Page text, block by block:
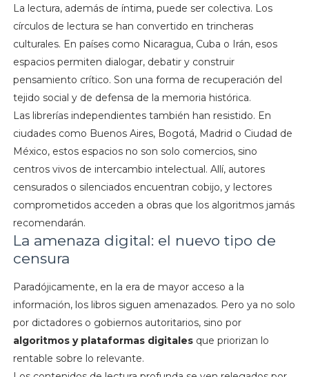
La lectura, además de íntima, puede ser colectiva. Los
círculos de lectura se han convertido en trincheras
culturales. En países como Nicaragua, Cuba o Irán, esos
espacios permiten dialogar, debatir y construir
pensamiento crítico. Son una forma de recuperación del
tejido social y de defensa de la memoria histórica.
Las librerías independientes también han resistido. En
ciudades como Buenos Aires, Bogotá, Madrid o Ciudad de
México, estos espacios no son solo comercios, sino
centros vivos de intercambio intelectual. Allí, autores
censurados o silenciados encuentran cobijo, y lectores
comprometidos acceden a obras que los algoritmos jamás
recomendarán.
La amenaza digital: el nuevo tipo de
censura
Paradójicamente, en la era de mayor acceso a la
información, los libros siguen amenazados. Pero ya no solo
por dictadores o gobiernos autoritarios, sino por
algoritmos y plataformas digitalesque priorizan lo
rentable sobre lo relevante.